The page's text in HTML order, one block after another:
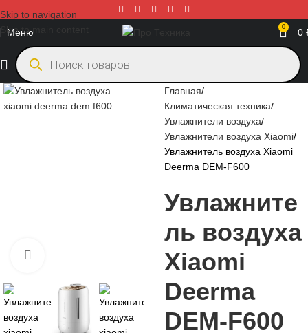
Skip to navigation
Skip to main content
Меню 0 0
Нажмите, чтобы увеличить
Главная
Климатическая техника
Увлажнители воздуха
Увлажнители воздуха Xiaomi
Увлажнитель воздуха Xiaomi
Deerma DEM-F600
Увлажните
ль воздуха
Xiaomi
Deerma
DEM-F600